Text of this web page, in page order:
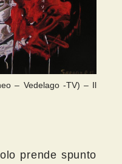
– Vedelago -TV) – Il
prende spunto